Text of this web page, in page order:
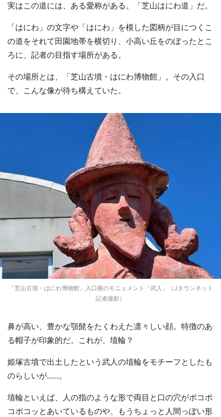
実はこの道には、ある愛称がある。「芝山はにわ道」だ。
「はにわ」の文字や「はにわ」を模した図柄が目につくこ
の道をそれて田園地帯を横切り、小高い丘をのぼったとこ
ろに、記者の目指す場所がある。
その場所とは、「芝山古墳・はにわ博物館」。その入口
で、こんな像が待ち構えていた。
「芝山古墳・はにわ博物館」入口横のモニュメント「武人」（Jタウンネット
記者撮影）
鼻が高い、豊かな顎髭をたくわえた凛々しい顔。特徴のあ
る帽子が印象的だ。これが、埴輪？
姫塚古墳で出土したという武人の埴輪をモチーフとしたも
のらしいが......。
埴輪といえば、人の指のような形で両目と口の穴がポコポ
コポコッとあいているものや、もうちょっと人間っぽい形